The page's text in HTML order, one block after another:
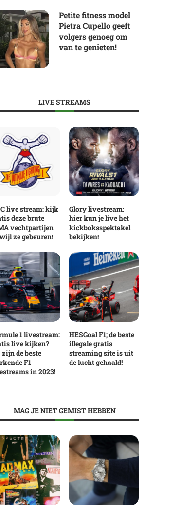
Petite fitness model
Pietra Cupello geeft
volgers genoeg om
van te genieten!
LIVE STREAMS
live stream: kijk
deze brute
vechtpartijen
ze gebeuren!
Glory livestream:
hier kun je live het
kickboksspektakel
bekijken!
1 livestream:
live kijken?
de beste
F1
in 2023!
HESGoal F1; de beste
illegale gratis
streaming site is uit
de lucht gehaald!
MAG JE NIET GEMIST HEBBEN